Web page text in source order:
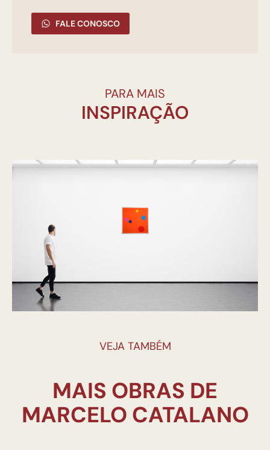
FALE CONOSCO
PARA MAIS
INSPIRAÇÃO
VEJA TAMBÉM
MAIS OBRAS DE